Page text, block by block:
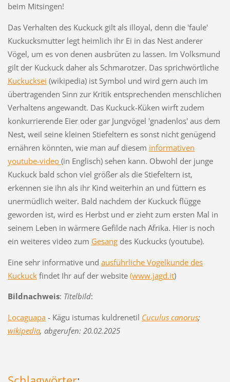
beim Mitsingen!
Das Verhalten des Kuckuck gilt als illoyal, denn die 'faule'
Kuckucksmutter legt heimlich ihr Ei in das Nest anderer
Vögel, um es von denen ausbrüten zu lassen. Im Volksmund
gilt der Kuckuck daher als Schmarotzer. Das sprichwörtliche
Kuckucksei (wikipedia) ist Symbol und wird gern auch im
übertragenden Sinn zur Kritik entsprechenden menschlichen
Verhaltens angewandt. Das Kuckuck-Küken wirft zudem
konkurrierende Eier oder gar Jungvögel 'gnadenlos' aus dem
Nest, weil seine kleinen Stiefeltern es sonst nicht genügend
ernähren könnten, wie man auf diesem informativen
youtube-video (in Englisch) sehen kann. Obwohl der junge
Kuckuck bald schon viel größer als die Stiefeltern ist,
erkennen sie ihn als ihr Kind weiterhin an und füttern es
unermüdlich weiter. Bald nachdem der Kuckuck flügge
geworden ist, wird es Herbst und er zieht zum ersten Mal in
seinem Leben in wärmere Gefilde nach Afrika. Hier is noch
ein weiteres video zum Gesangdes Kuckucks (youtube).
Eine sehr informative und ausführliche Vogelkunde des
Kuckuckfindet Ihr auf der website (www.jagd.it)
Bildnachweis: Titelbild:
Locaguapa- Kägu istumas kuldrenetil Cuculus canorus;
wikipedia, abgerufen: 20.02.2025